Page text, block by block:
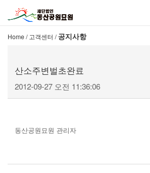
Home / 고객센터 / 공지사항
산소주변벌초완료
2012-09-27 오전 11:36:06
동산공원묘원 관리자